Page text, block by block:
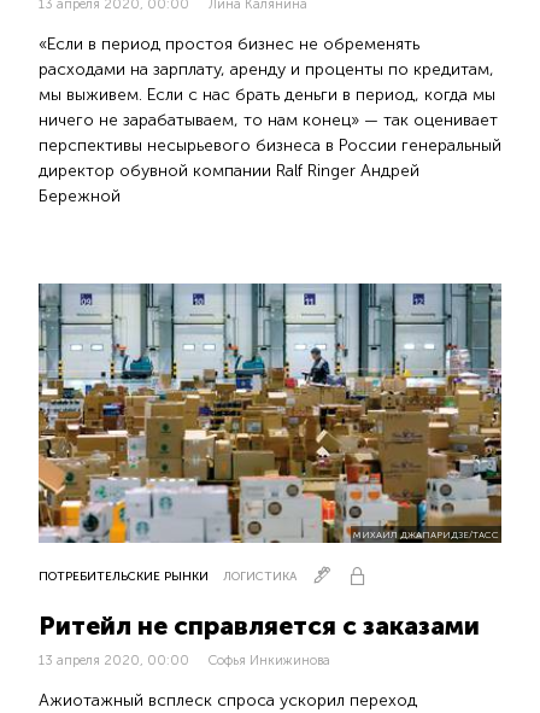
13 апреля 2020, 00:00 Лина Калянина
«Если в период простоя бизнес не обременять
расходами на зарплату, аренду и проценты по кредитам,
мы выживем. Если с нас брать деньги в период, когда мы
ничего не зарабатываем, то нам конец» — так оценивает
перспективы несырьевого бизнеса в России генеральный
директор обувной компании Ralf Ringer Андрей
Бережной
МИХАИЛ ДЖАПАРИДЗЕ/ТАСС
ПОТРЕБИТЕЛЬСКИЕ РЫНКИ ЛОГИСТИКА
Ритейл не справляется с заказами
13 апреля 2020, 00:00 Софья Инкижинова
Ажиотажный всплеск спроса ускорил переход